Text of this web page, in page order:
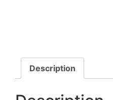
Description